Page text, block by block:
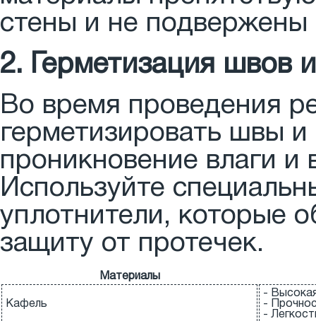
стены и не
2. Герметизация швов
Во время проведения
герметизировать швы
проникновение влаги и
Используйте
уплотнители, которые
защиту от протечек.
Материалы
Кафель
-
-
-